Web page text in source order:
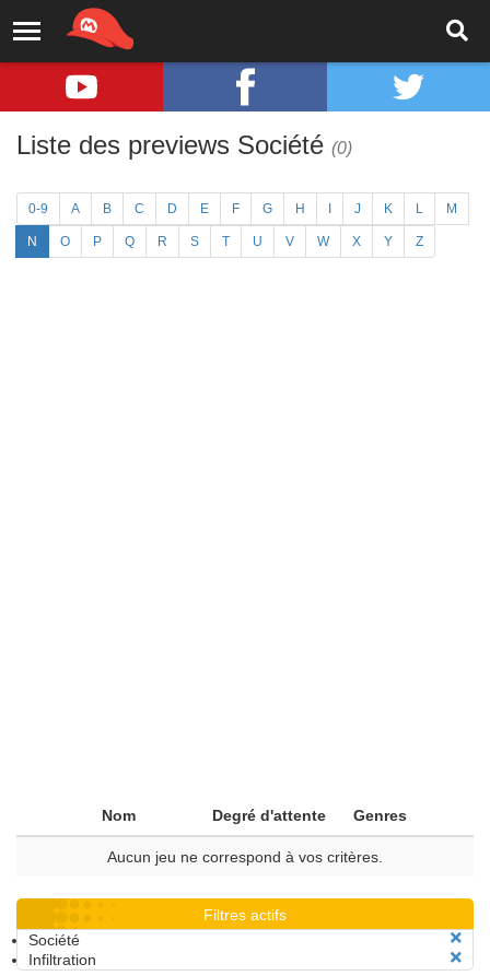
Liste des previews Société (0)
0-9 A B C D E F G H J K L M
N O P Q R S T U V W X Y Z
Nom Degré d'attente Genres
Aucun jeu ne correspond à vos critères.
Filtres actifs
Société
Infiltration